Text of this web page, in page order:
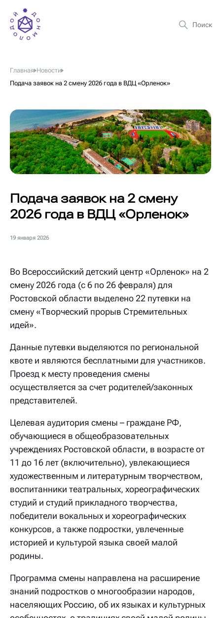
Главная Новости
Подача заявок на 2 смену 2026 года в ВДЦ «Орленок»
Подача заявок на 2 смену
2026 года в ВДЦ «Орленок»
19 января 2026
Во Всероссийский детский центр «Орленок» на 2
смену 2026 года (с 6 по 26 февраля) для
Ростовской области выделено 22 путевки на
смену «Творческий прорыв Стремительных
идей».
Данные путевки выделяются по региональной
квоте и являются бесплатными для участников.
Проезд к месту проведения смены
осуществляется за счет родителей/законных
представителей.
Целевая аудитория смены – граждане РФ,
обучающиеся в общеобразовательных
учреждениях Ростовской области, в возрасте от
11 до 16 лет (включительно), увлекающиеся
художественным и литературным творчеством,
воспитанники театральных, хореографических
студий и студий прикладного творчества,
победители вокальных и хореографических
конкурсов, а также подростки, увлеченные
историей и культурой языка своей малой
родины.
Программа смены направлена на расширение
знаний подростков о многообразии народов,
населяющих Россию, об их языках и культурных